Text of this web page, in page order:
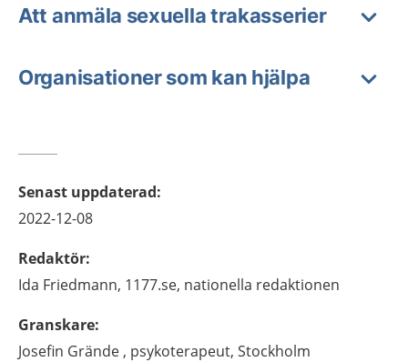
Att anmäla sexuella trakasserier
Organisationer som kan hjälpa
Senast uppdaterad:
2022-12-08
Redaktör:
Ida Friedmann, 1177.se, nationella redaktionen
Granskare:
Josefin Grände , psykoterapeut, Stockholm